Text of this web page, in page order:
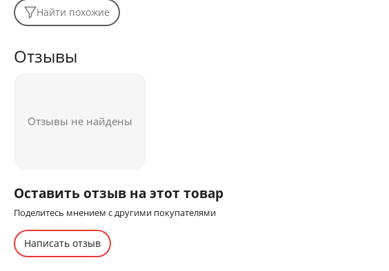
Найти похожие
Отзывы
Отзывы не найдены
Оставить отзыв на этот товар
Поделитесь мнением с другими покупателями
Написать отзыв